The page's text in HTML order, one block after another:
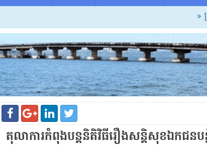
» ទ្រី
តុលាការ​កំពុង​បន្ត​និតិ​វិធី​រឿង​សន្តិសុខ​ឯកជន​បន្